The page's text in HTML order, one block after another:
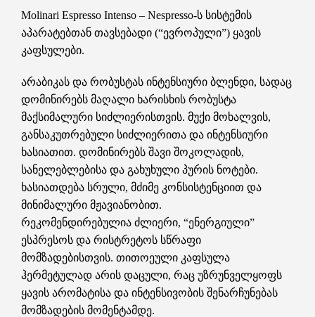
Molinari Espresso Intenso – Nespresso-ს სისტემის
აპარატებთან თავსებადი (“ევროპული”) ყავის
კაფსულები.
არაბიკას და რობუსტას ინტენსიური ბლენდი, სადაც
დომინირებს მაღალი ხარისხის რობუსტა
მაქსიმალური სიძლიერისთვის. მუქი მოხალვის,
განსაკუთრებული სიძლიერითა და ინტენსიური
ხასიათით. დომინირებს შავი შოკოლადის,
სანელებლებისა და გახუხული პურის ნოტები.
ხასიათდება სრული, მძიმე კონსისტენციით და
მინიმალური მჟავიანობით.
რეკომენდირებულია ძლიერი, “ენერგიული”
ესპრესოს და რისტრეტოს სწრაფი
მომზადებისთვის. თითოეული კაფსულა
ჰერმეტულად არის დაცული, რაც უზრუნველყოფს
ყავის არომატისა და ინტენსივობის შენარჩუნებას
მომზადების მომენტამდე.